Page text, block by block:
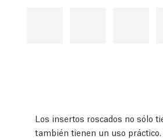
Los insertos roscados no sólo
también tienen un uso